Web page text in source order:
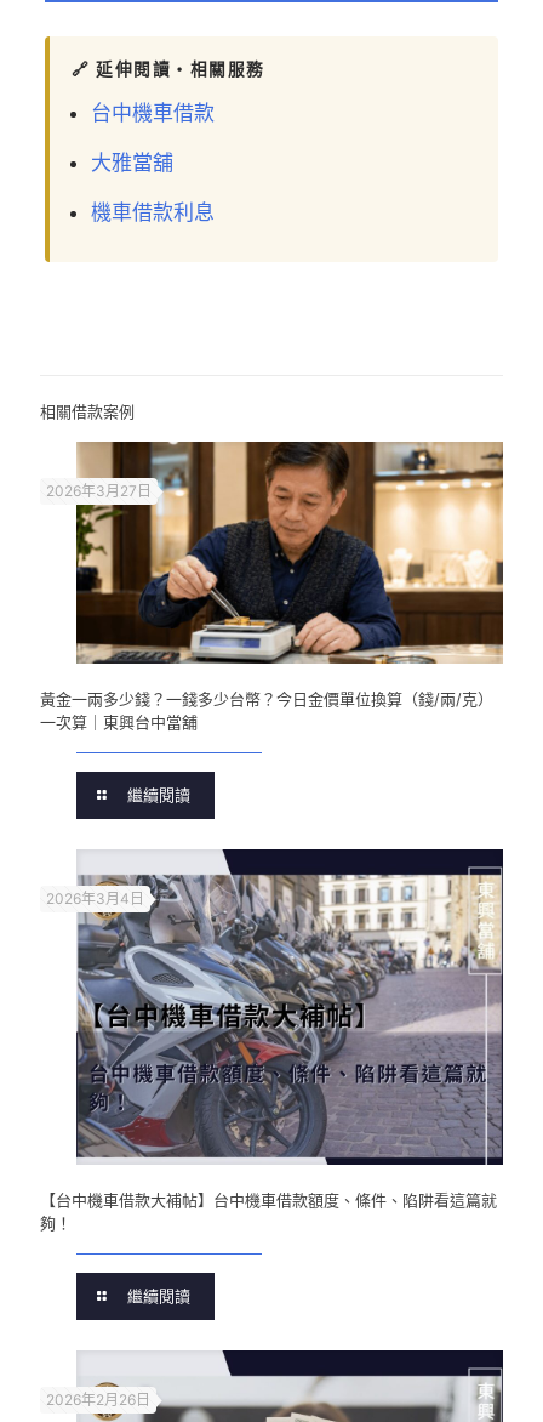
🔗 延伸閱讀・相關服務
台中機車借款
大雅當舖
機車借款利息
相關借款案例
2026年3月27日
黃金一兩多少錢？一錢多少台幣？今日金價單位換算（錢/兩/克）
一次算｜東興台中當舖
繼續閱讀
2026年3月4日
【台中機車借款大補帖】台中機車借款額度、條件、陷阱看這篇就
夠！
繼續閱讀
2026年2月26日